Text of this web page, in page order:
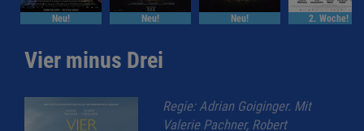
Neu! Neu! Neu! 2. Woche!
Vier minus Drei
Regie: Adrian Goiginger. Mit
Valerie Pachner, Robert